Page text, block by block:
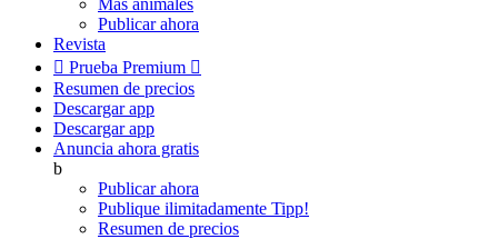
Más animales
Publicar ahora
Revista
 Prueba Premium 
Resumen de precios
Descargar app
Descargar app
Anuncia ahora gratis
b
Publicar ahora
Publique ilimitadamente Tipp!
Resumen de precios